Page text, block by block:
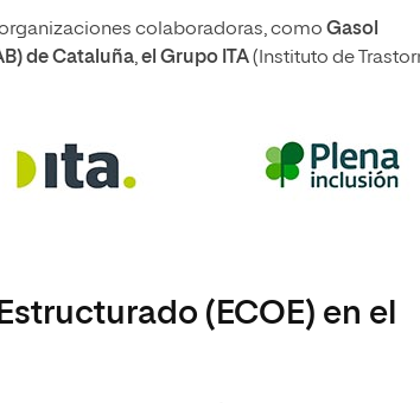
colaboradoras, como Gasol
de Cataluña,el Grupo ITA(Instituto de
(ECOE) en el